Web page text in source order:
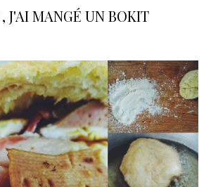
J'AI MANGÉ UN BOKIT